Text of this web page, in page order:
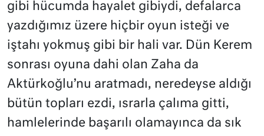
gibi hücumda hayalet gibiydi, defalarca
yazdığımız üzere hiçbir oyun isteği ve
iştahı yokmuş gibi bir hali var. Dün Kerem
sonrası oyuna dahi olan Zaha da
Aktürkoğlu’nu aratmadı, neredeyse aldığı
bütün topları ezdi, ısrarla çalıma gitti,
hamlelerinde başarılı olamayınca da sık